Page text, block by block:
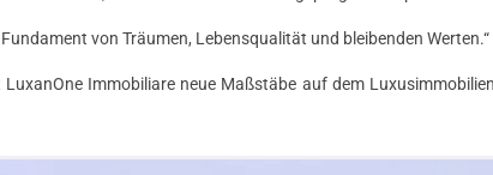
von Träumen, Lebensqualität und bleibenden
Immobiliare neue Maßstäbe auf dem